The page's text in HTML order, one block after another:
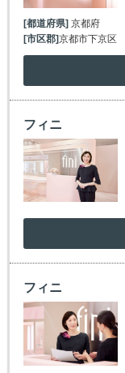
[都道府県]京都府
[市区郡]京都市下京区
フィニ
フィニ